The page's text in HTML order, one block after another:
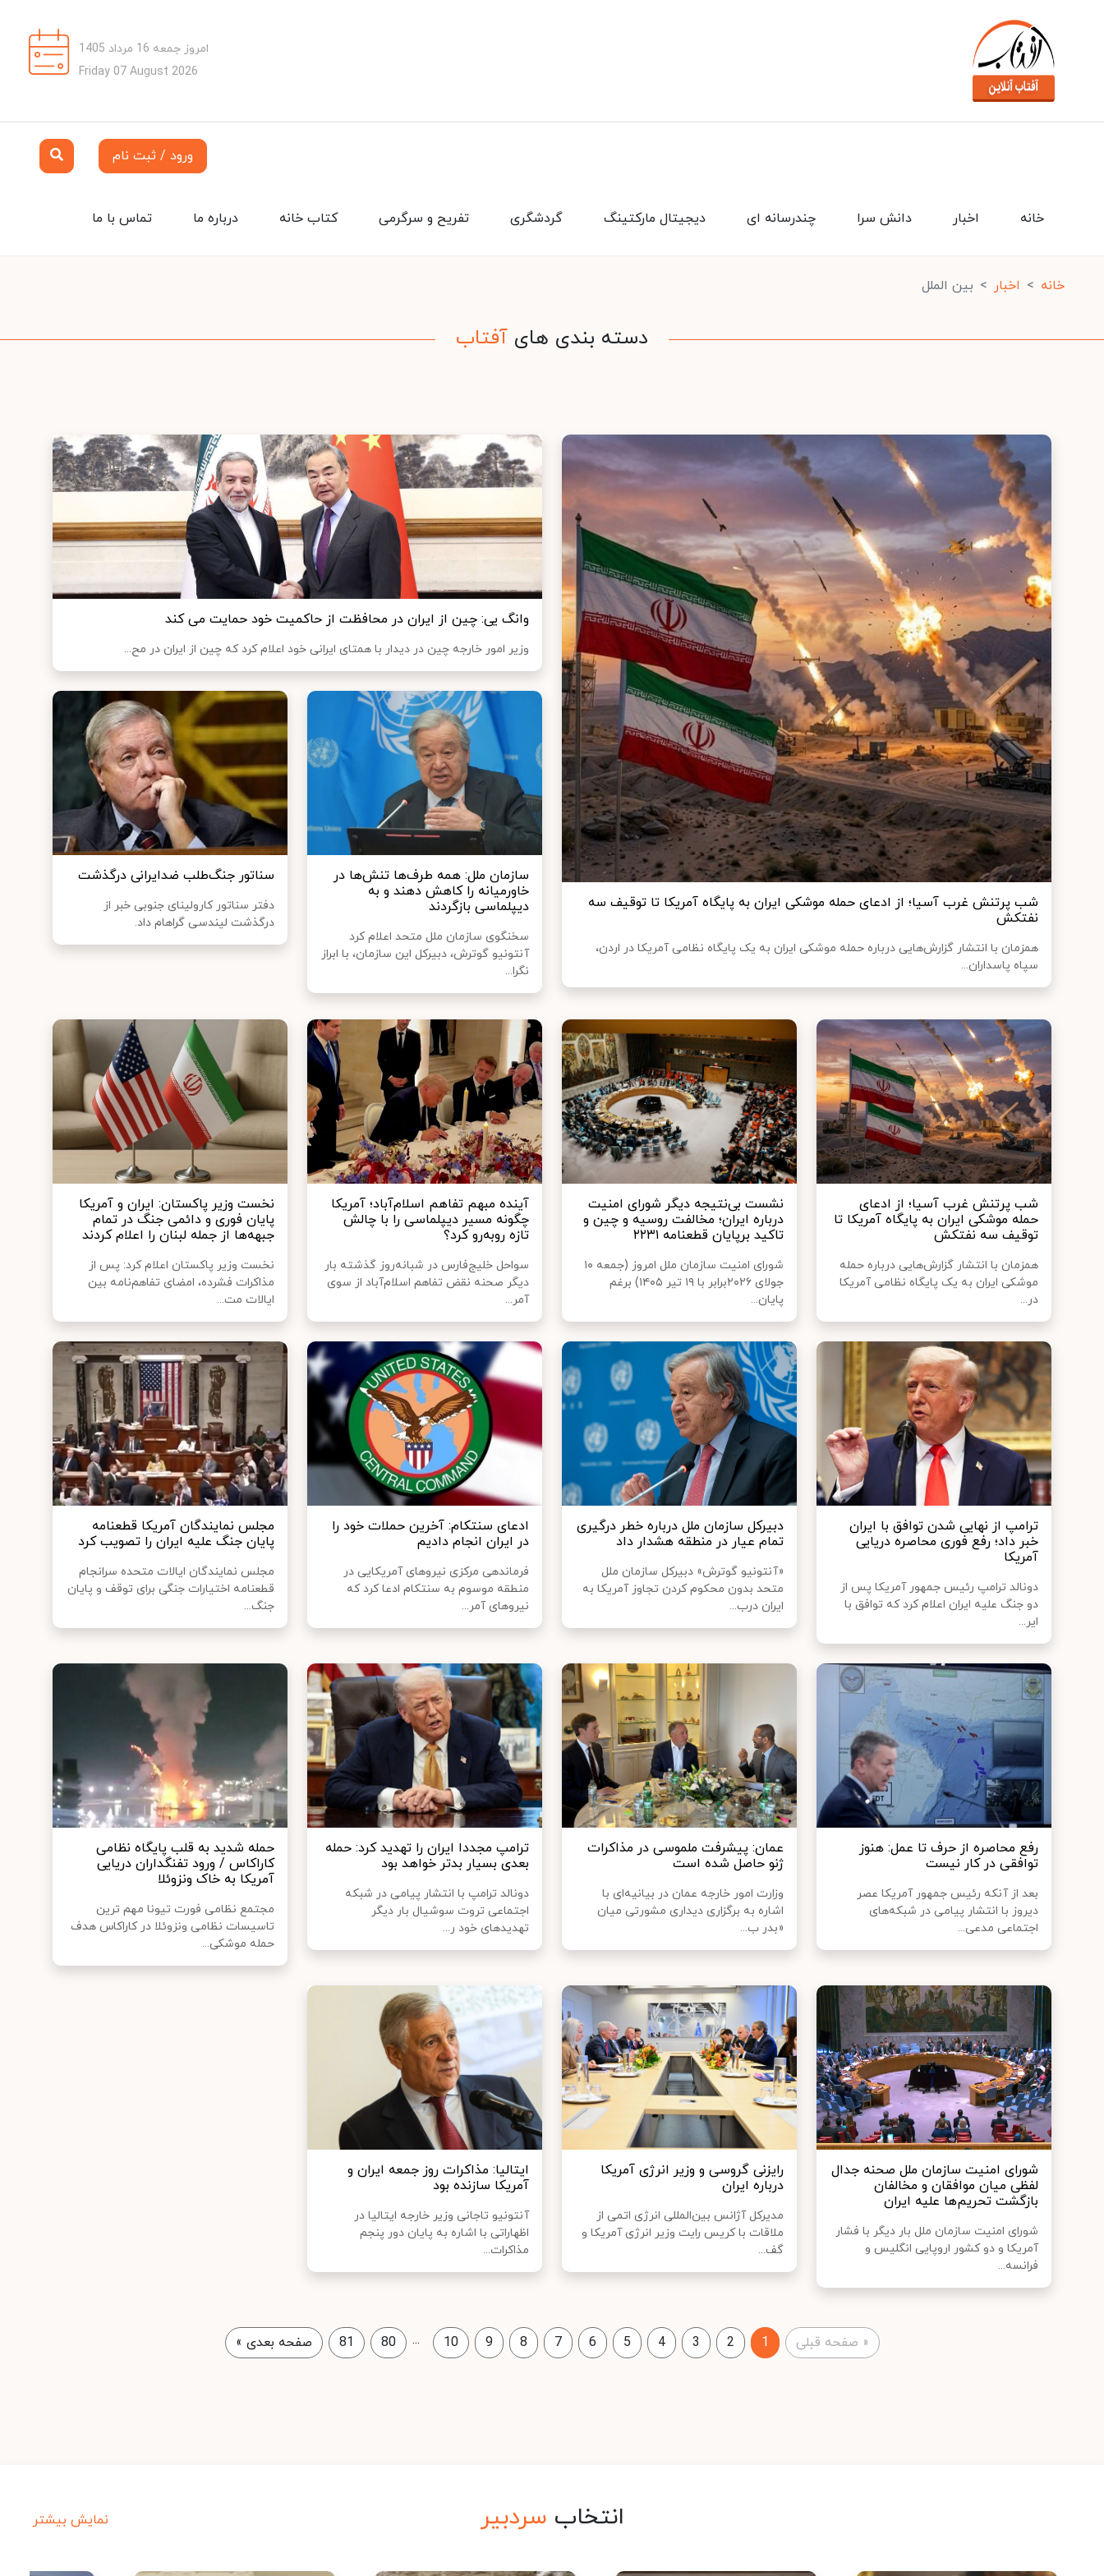
امروز جمعه 16 مرداد 1405
Friday 07 August 2026
ورود / ثبت نام
تماس با ما درباره ما کتاب خانه تفریح و سرگرمی گردشگری دیجیتال مارکتینگ چندرسانه ای دانش سرا اخبار خانه
خانه اخبار بین الملل
دسته بندی های آفتاب
شب پرتنش غرب آسیا؛ از ادعای حمله موشکی ایران به پایگاه آمریکا تا توقیف سه
نفتکش
همزمان با انتشار گزارش‌هایی درباره حمله موشکی ایران به یک پایگاه نظامی آمریکا در اردن،
سپاه پاسداران...
وانگ یی: چین از ایران در محافظت از حاکمیت خود حمایت می کند
وزیر امور خارجه چین در دیدار با همتای ایرانی خود اعلام کرد که چین از ایران در مح...
سازمان ملل: همه طرف‌ها تنش‌ها در
خاورمیانه را کاهش دهند و به
دیپلماسی بازگردند
سخنگوی سازمان ملل متحد اعلام کرد
آنتونیو گوترش، دبیرکل این سازمان، با ابراز
نگرا...
سناتور جنگ‌طلب ضدایرانی درگذشت
دفتر سناتور کارولینای جنوبی خبر از
درگذشت لیندسی گراهام داد.
شب پرتنش غرب آسیا؛ از ادعای
حمله موشکی ایران به پایگاه آمریکا تا
توقیف سه نفتکش
همزمان با انتشار گزارش‌هایی درباره حمله
موشکی ایران به یک پایگاه نظامی آمریکا
در...
نشست بی‌نتیجه دیگر شورای امنیت
درباره ایران؛ مخالفت روسیه و چین و
تاکید برپایان قطعنامه ۲۲۳۱
شورای امنیت سازمان ملل امروز (جمعه ۱۰
جولای ۲۰۲۶برابر با ۱۹ تیر ۱۴۰۵) برغم
پایان...
آینده مبهم تفاهم اسلام‌آباد؛ آمریکا
چگونه مسیر دیپلماسی را با چالش
تازه روبه‌رو کرد؟
سواحل خلیج‌فارس در شبانه‌روز گذشته بار
دیگر صحنه نقض تفاهم اسلام‌آباد از سوی
آمر...
نخست وزیر پاکستان: ایران و آمریکا
پایان فوری و دائمی جنگ در تمام
جبهه‌ها از جمله لبنان را اعلام کردند
نخست وزیر پاکستان اعلام کرد: پس از
مذاکرات فشرده، امضای تفاهم‌نامه بین
ایالات مت...
ترامپ از نهایی شدن توافق با ایران
خبر داد؛ رفع فوری محاصره دریایی
آمریکا
دونالد ترامپ رئیس جمهور آمریکا پس از
دو جنگ علیه ایران اعلام کرد که توافق با
ایر...
دبیرکل سازمان ملل درباره خطر درگیری
تمام عیار در منطقه هشدار داد
«آنتونیو گوترش» دبیرکل سازمان ملل
متحد بدون محکوم کردن تجاوز آمریکا به
ایران درب...
ادعای سنتکام: آخرین حملات خود را
در ایران انجام دادیم
فرماندهی مرکزی نیروهای آمریکایی در
منطقه موسوم به سنتکام ادعا کرد که
نیروهای آمر...
مجلس نمایندگان آمریکا قطعنامه
پایان جنگ علیه ایران را تصویب کرد
مجلس نمایندگان ایالات متحده سرانجام
قطعنامه اختیارات جنگی برای توقف و پایان
جنگ...
رفع محاصره از حرف تا عمل: هنوز
توافقی در کار نیست
بعد از آنکه رئیس جمهور آمریکا عصر
دیروز با انتشار پیامی در شبکه‌های
اجتماعی مدعی...
عمان: پیشرفت‌ ملموسی در مذاکرات
ژنو حاصل شده است
وزارت امور خارجه عمان در بیانیه‌ای با
اشاره به برگزاری دیداری مشورتی میان
«بدر ب...
ترامپ مجددا ایران را تهدید کرد: حمله
بعدی بسیار بدتر خواهد بود
دونالد ترامپ با انتشار پیامی در شبکه
اجتماعی تروت سوشیال بار دیگر
تهدیدهای خود ر...
حمله شدید به قلب پایگاه نظامی
کاراکاس / ورود تفنگداران دریایی
آمریکا به خاک ونزوئلا
مجتمع نظامی فورت تیونا مهم ترین
تاسیسات نظامی ونزوئلا در کاراکاس هدف
حمله موشکی...
شورای امنیت سازمان ملل صحنه جدال
لفظی میان موافقان و مخالفان
بازگشت تحریم‌ها علیه ایران
شورای امنیت سازمان ملل بار دیگر با فشار
آمریکا و دو کشور اروپایی انگلیس و
فرانسه...
رایزنی گروسی و وزیر انرژی آمریکا
درباره ایران
مدیرکل آژانس بین‌المللی انرژی اتمی از
ملاقات با کریس رایت وزیر انرژی آمریکا و
گف...
ایتالیا: مذاکرات روز جمعه ایران و
آمریکا سازنده بود
آنتونیو تاجانی وزیر خارجه ایتالیا در
اظهاراتی با اشاره به پایان دور پنجم
مذاکرات...
« صفحه قبلی 1
2
3
4
5
6
7
8
9
10
...
80
81 صفحه بعدی »
انتخاب سردبیر نمایش بیشتر